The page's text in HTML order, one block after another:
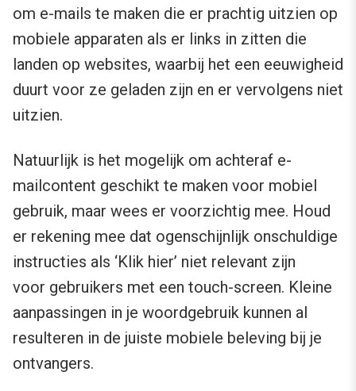
om e-mails te maken die er prachtig uitzien op
mobiele apparaten als er links in zitten die
landen op websites, waarbij het een eeuwigheid
duurt voor ze geladen zijn en er vervolgens niet
uitzien.
Natuurlijk is het mogelijk om achteraf e-
mailcontent geschikt te maken voor mobiel
gebruik, maar wees er voorzichtig mee. Houd
er rekening mee dat ogenschijnlijk onschuldige
instructies als ‘Klik hier’ niet relevant zijn
voor gebruikers met een touch-screen. Kleine
aanpassingen in je woordgebruik kunnen al
resulteren in de juiste mobiele beleving bij je
ontvangers.